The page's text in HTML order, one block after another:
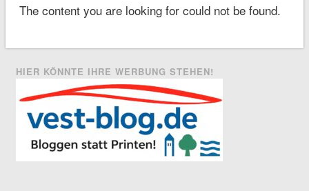
The content you are looking for could not be found.
HIER KÖNNTE IHRE WERBUNG STEHEN!